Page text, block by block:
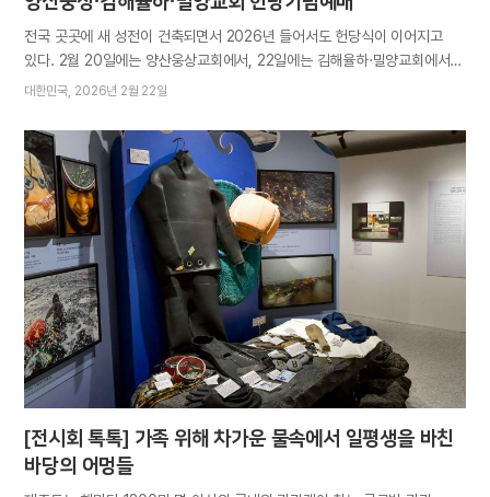
전국 곳곳에 새 성전이 건축되면서 2026년 들어서도 헌당식이 이어지고
있다. 2월 20일에는 양산웅상교회에서, 22일에는 김해율하·밀양교회에서
헌당기념예배가 거행되어 3개 도시를 비롯한 경남권 성도들이 함께 기쁨을
넓고 아름다운 성전이 하나님의 영광을 나타낼 자들로 가득 채워지길
간구하셨다. “아버지께서 본보이신 대로, 진리를 알지 못해 방황하는
이들에게 부지런히 새 언약 진리를 전해주자”는 어머니 말씀에 성도들은
“아멘”으로 화답하며 320만 도민뿐 아니라 타 도시, 다른 국가에도 복음을
속히 전하겠다는 의지를 내비쳤다. 총회장 김주철 목사는 “인류의 구원을
위해 2천 년 전에는 예수님께서, 이 시대에는 안상홍님께서 새 언약을
세우시고 하나님의 교회를 건립하셨다”며 “2천 년 전 예수님을 영접한
초대교회 성도들이 그 가르침대로 복음을 전했듯 오늘날에는 우리가
인류에게 새 생명의 축복을 나눠주어야 한다. 그것이 바로 새 언약
정신”이라고 복음 의지를 북돋았다. “그 사명을…
대한민국 2026년 2월 22일
[전시회 톡톡] 가족 위해 차가운 물속에서 일평생을 바친
바당의 어멍들